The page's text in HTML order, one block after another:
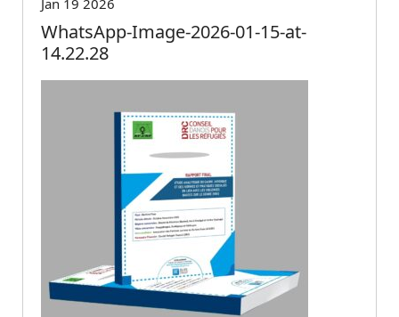
WhatsApp-Image-2026-01-15-at-
14.22.28